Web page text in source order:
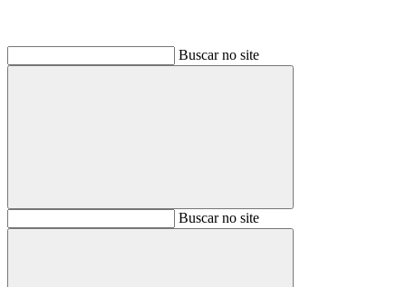
Buscar no site
BuscarBuscar no site